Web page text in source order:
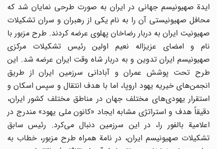
ایدة صهیونیسم جهانی در ایران به صورت طرحی نمایان شد که
محافل صهیونیستی آن را به نام یکی از رهبران و سران تشکیلات
صهیونیت ایران به دربار رضاخان پهلوی عرضه کردند. طرح مزبور با
نام و امضای عزیزاله نعیم اولین رئیس تشکیلات مرکزی
صهیونیسم ایران تدوین و به دربار شاه وقت ایران عرضه شد. این
طرح تحت پوشش عمران و آبادانی سرزمین ایران از طریق
انجمن‌های خیریه یهود اروپا، اما با هدف انتقال و سپس اسکان و
استقرار یهودی‌های مختلف جهان در مناطق مختلف کشور ایران،
دقیقاً هدف و استراتژی مشابه ایجاد «کانون ملی یهود» مندرج در
اعلامیة بالفور را، در این سرزمین دنبال می‌کرد. رئیس سابق
تشکیلات صهیونیسم ایران، در نامة همراه طرح مزبور، خطاب به